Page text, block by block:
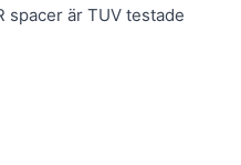
spacer är TUV testade